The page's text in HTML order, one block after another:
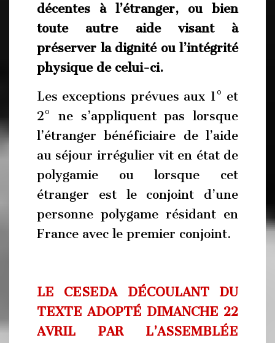
décentes à l’étranger, ou bien
toute autre aide visant à
préserver la dignité ou l’intégrité
physique de celui-ci.
Les exceptions prévues aux 1° et
2° ne s’appliquent pas lorsque
l’étranger bénéficiaire de l’aide
au séjour irrégulier vit en état de
polygamie ou lorsque cet
étranger est le conjoint d’une
personne polygame résidant en
France avec le premier conjoint.
LE CESEDA DÉCOULANT DU
TEXTE ADOPTÉ DIMANCHE 22
AVRIL PAR L’ASSEMBLÉE